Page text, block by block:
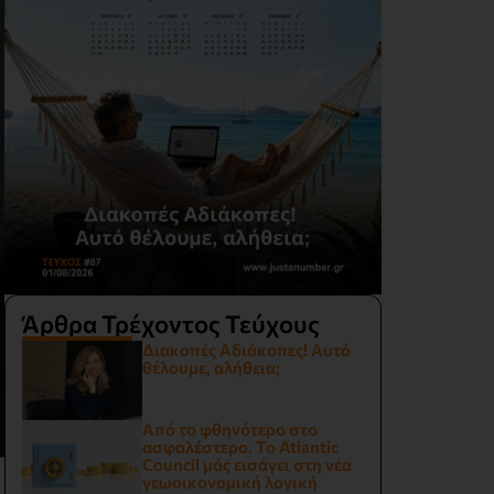
Άρθρα Τρέχοντος Τεύχους
Διακοπές Αδιάκοπες! Αυτό
θέλουμε, αλήθεια;
Από το φθηνότερο στο
ασφαλέστερο. Το Atlantic
Council μάς εισάγει στη νέα
γεωοικονομική λογική